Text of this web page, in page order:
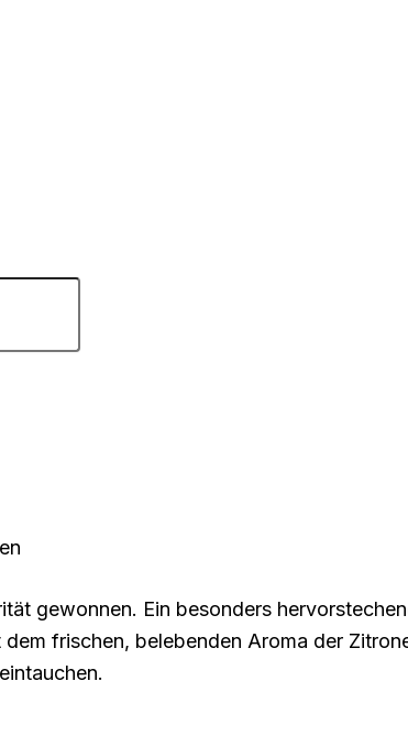
gewonnen. Ein besonders
frischen, belebenden Aroma der